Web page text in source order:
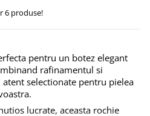
6 produse!
pentru un botez elegant
rafinamentul si
selectionate pentru pielea
lucrate, aceasta rochie